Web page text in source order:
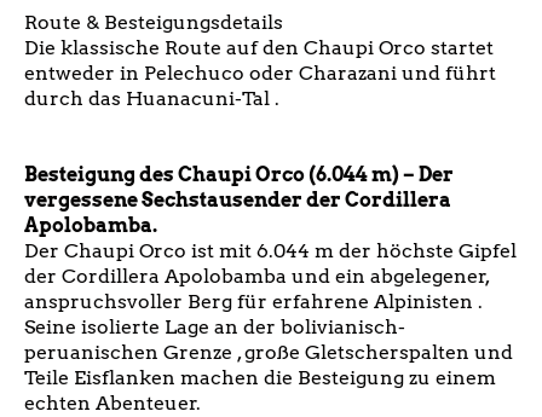
Route & Besteigungsdetails
Die klassische Route auf den Chaupi Orco startet
entweder in Pelechuco oder Charazani und führt
durch das Huanacuni-Tal .
Besteigung des Chaupi Orco (6.044 m) – Der
vergessene Sechstausender der Cordillera
Apolobamba.
Der Chaupi Orco ist mit 6.044 m der höchste Gipfel
der Cordillera Apolobamba und ein abgelegener,
anspruchsvoller Berg für erfahrene Alpinisten .
Seine isolierte Lage an der bolivianisch-
peruanischen Grenze , große Gletscherspalten und
Teile Eisflanken machen die Besteigung zu einem
echten Abenteuer.